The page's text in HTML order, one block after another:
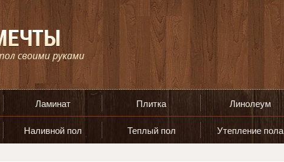
Ламинат Плитка Линолеум
Наливной пол Теплый пол Утепление пола